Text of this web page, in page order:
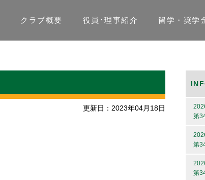
クラブ概要 役員･理事紹介 留学・奨学
更新日：2023年04月18日
第
第
第